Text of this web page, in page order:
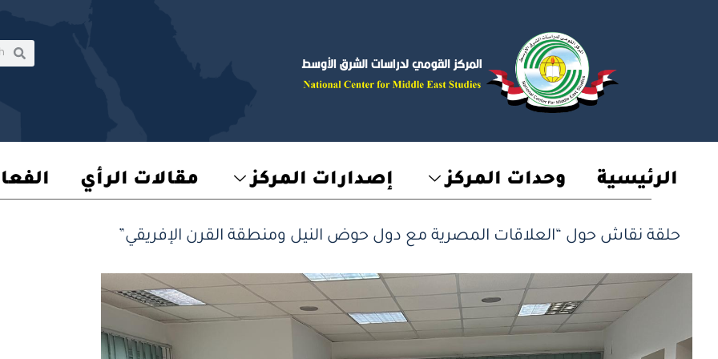
الرئيسية وحدات المركز إصدارات المركز مقالات الرأي
حلقة نقاش حول “العلاقات المصرية مع دول حوض النيل ومنطقة القرن الإفريقي”